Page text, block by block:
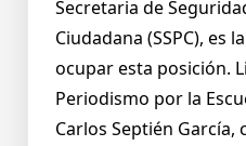
Secretaria de
Ciudadana (SSPC), es
ocupar esta posición.
Periodismo por la
Carlos Septién García,